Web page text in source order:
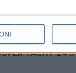
various
on dedicated
YACHT 24